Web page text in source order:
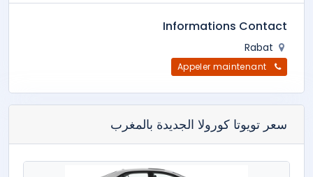
Informations Contact
سعر تويوتا كورولا الجديدة بالمغرب